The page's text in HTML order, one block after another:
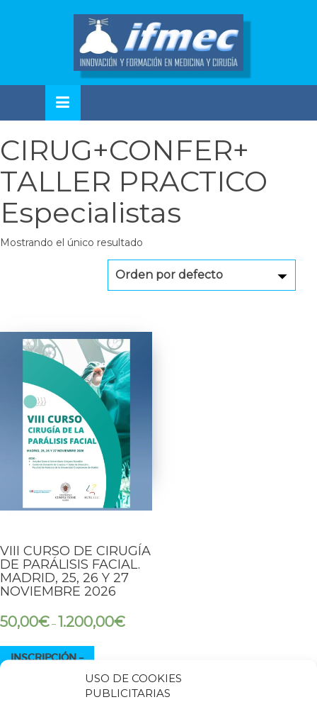
USO DE COOKIES
PUBLICITARIAS
CIRUG+CONFER+
TALLER PRACTICO
Especialistas
Mostrando el único resultado
VIII CURSO DE CIRUGÍA
DE PARÁLISIS FACIAL.
MADRID, 25, 26 Y 27
NOVIEMBRE 2026
50,00€ – 1.200,00€
INSCRIPCIÓN–